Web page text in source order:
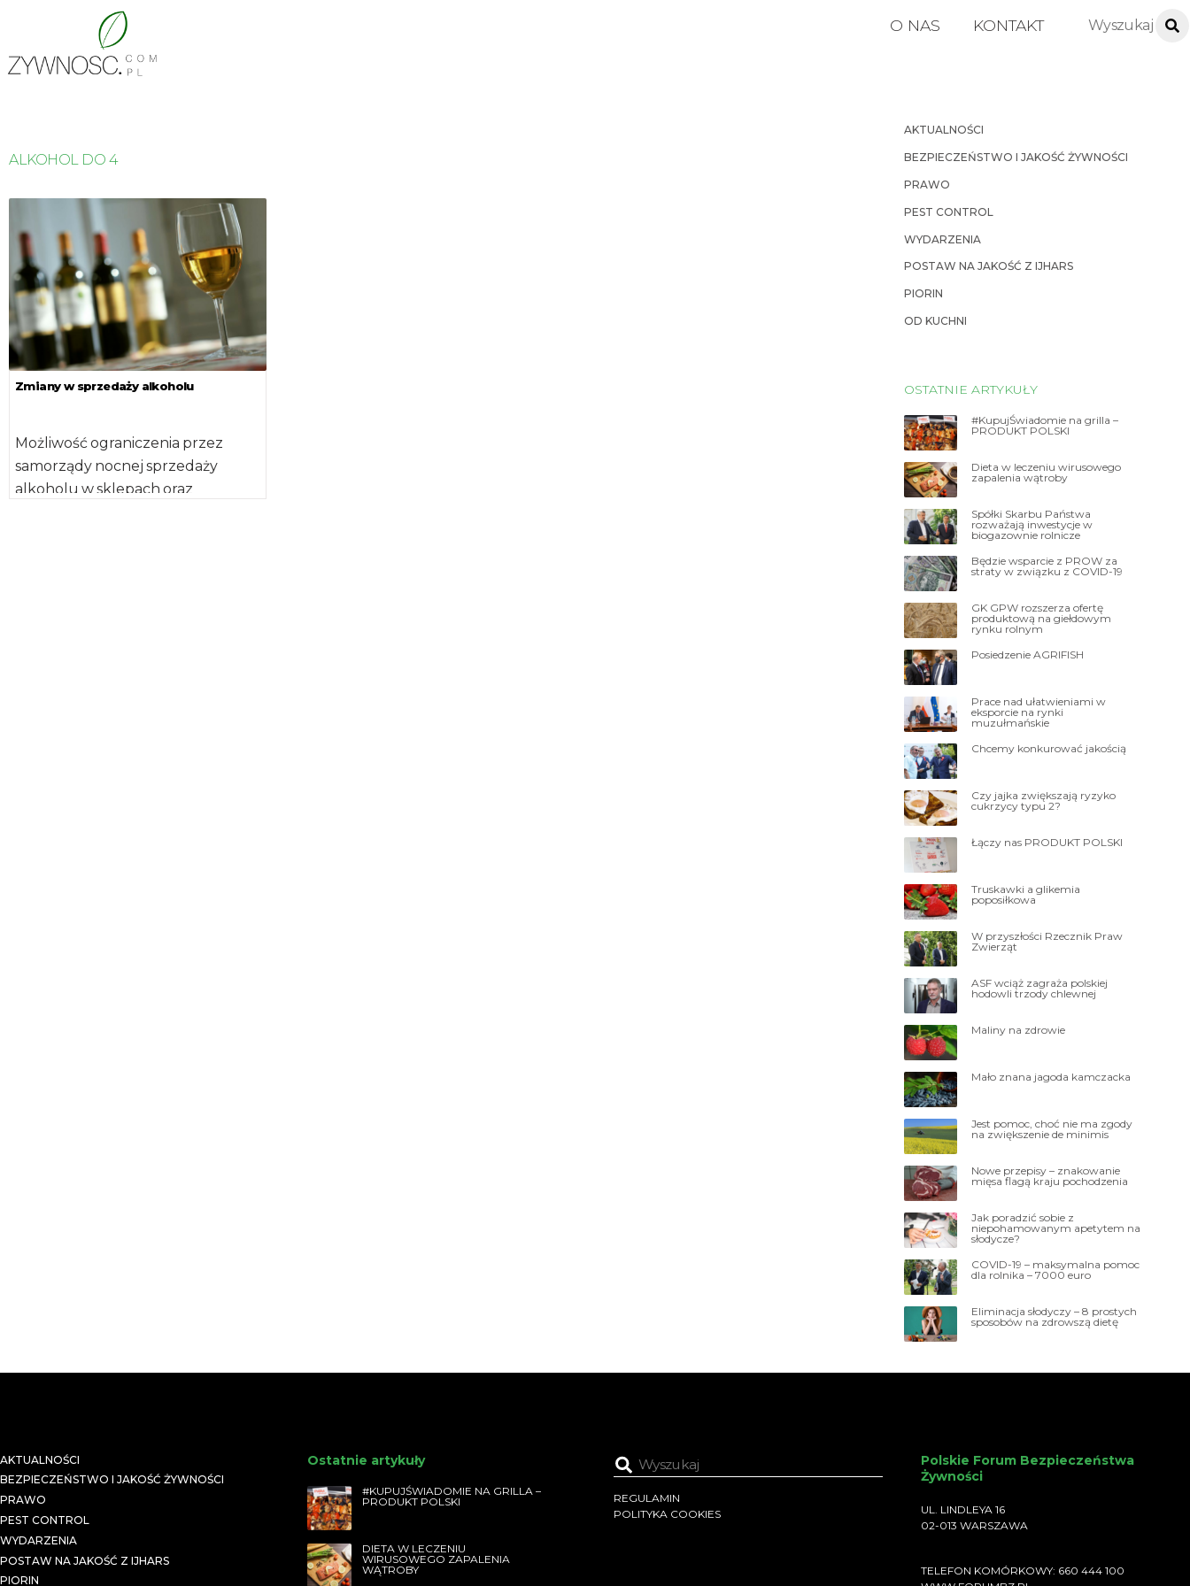
O NAS KONTAKT
ALKOHOL DO 4
Zmiany w sprzedaży alkoholu
Możliwość ograniczenia przez
samorządy nocnej sprzedaży
alkoholu w sklepach oraz
AKTUALNOŚCI
BEZPIECZEŃSTWO I JAKOŚĆ ŻYWNOŚCI
PRAWO
PEST CONTROL
WYDARZENIA
POSTAW NA JAKOŚĆ Z IJHARS
PIORIN
OD KUCHNI
OSTATNIE ARTYKUŁY
#KupujŚwiadomie na grilla –
PRODUKT POLSKI
Dieta w leczeniu wirusowego
zapalenia wątroby
Spółki Skarbu Państwa
rozważają inwestycje w
biogazownie rolnicze
Będzie wsparcie z PROW za
straty w związku z COVID-19
GK GPW rozszerza ofertę
produktową na giełdowym
rynku rolnym
Posiedzenie AGRIFISH
Prace nad ułatwieniami w
eksporcie na rynki
muzułmańskie
Chcemy konkurować jakością
Czy jajka zwiększają ryzyko
cukrzycy typu 2?
Łączy nas PRODUKT POLSKI
Truskawki a glikemia
poposiłkowa
W przyszłości Rzecznik Praw
Zwierząt
ASF wciąż zagraża polskiej
hodowli trzody chlewnej
Maliny na zdrowie
Mało znana jagoda kamczacka
Jest pomoc, choć nie ma zgody
na zwiększenie de minimis
Nowe przepisy – znakowanie
mięsa flagą kraju pochodzenia
Jak poradzić sobie z
niepohamowanym apetytem na
słodycze?
COVID-19 – maksymalna pomoc
dla rolnika – 7000 euro
Eliminacja słodyczy – 8 prostych
sposobów na zdrowszą dietę
AKTUALNOŚCI
BEZPIECZEŃSTWO I JAKOŚĆ ŻYWNOŚCI
PRAWO
PEST CONTROL
WYDARZENIA
POSTAW NA JAKOŚĆ Z IJHARS
PIORIN
Ostatnie artykuły
#KUPUJŚWIADOMIE NA GRILLA –
PRODUKT POLSKI
DIETA W LECZENIU
WIRUSOWEGO ZAPALENIA
WĄTROBY
REGULAMIN
POLITYKA COOKIES
Polskie Forum Bezpieczeństwa
Żywności
UL. LINDLEYA 16
02-013 WARSZAWA
TELEFON KOMÓRKOWY: 660 444 100